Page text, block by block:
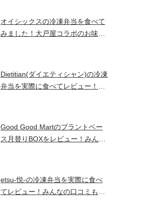
オイシックスの冷凍弁当を食べて
みました！大戸屋コラボのお味と
Dietitian(ダイエティシャン)の冷凍
弁当を実際に食べてレビュー！み
Good Good Martのプラントベー
ス月替りBOXをレビュー！みんな
etsu-悦-の冷凍弁当を実際に食べ
てレビュー！みんなの口コミもチ